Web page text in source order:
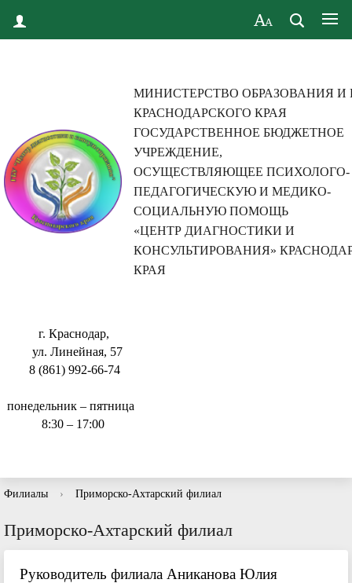
МИНИСТЕРСТВО ОБРАЗОВАНИЯ И
КРАСНОДАРСКОГО КРАЯ
ГОСУДАРСТВЕННОЕ БЮДЖЕТНОЕ
УЧРЕЖДЕНИЕ,
ОСУЩЕСТВЛЯЮЩЕЕ ПСИХОЛОГО-
ПЕДАГОГИЧЕСКУЮ И МЕДИКО-
СОЦИАЛЬНУЮ ПОМОЩЬ
«ЦЕНТР ДИАГНОСТИКИ И
КОНСУЛЬТИРОВАНИЯ»
КРАЯ
г. Краснодар,
ул. Линейная, 57
8 (861) 992-66-74
понедельник – пятница
8:30 – 17:00
Филиалы › Приморско-Ахтарский филиал
Приморско-Ахтарский филиал
Руководитель филиала Аниканова Юлия